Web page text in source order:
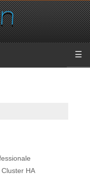
☰
HA